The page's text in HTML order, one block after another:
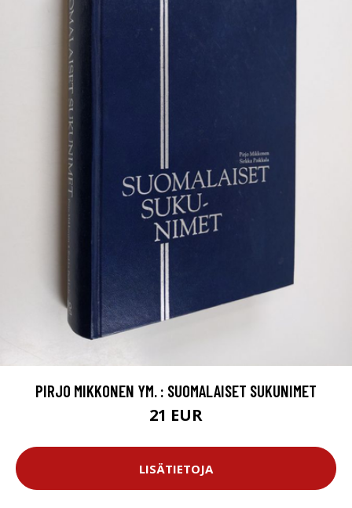
PIRJO MIKKONEN YM. : SUOMALAISET SUKUNIMET
21 EUR
LISÄTIETOJA